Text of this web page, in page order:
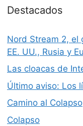
Destacados
Nord Stream 2, el
EE. UU., Rusia y
Las cloacas de
Último aviso: Los
Camino al Colapso
Colapso